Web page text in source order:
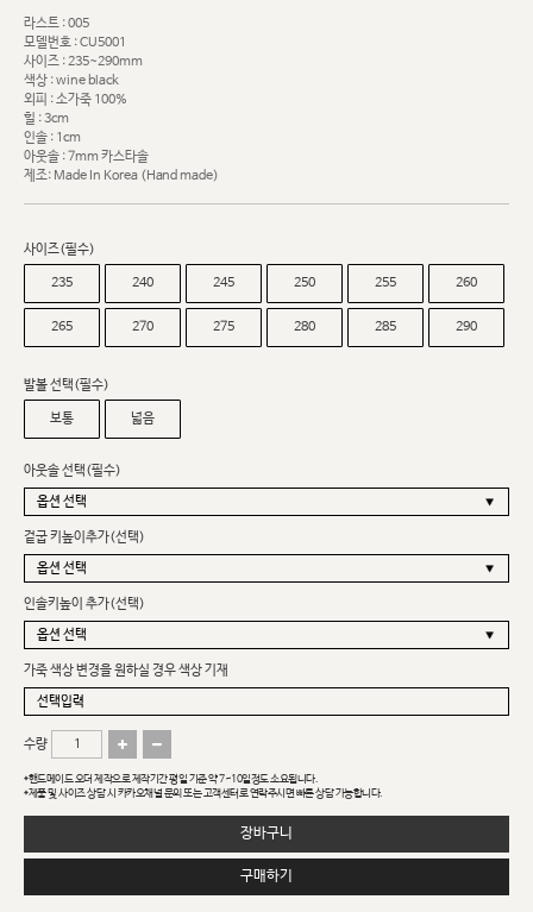
라스트 : 005
모델번호 : CU5001
사이즈 : 235~290mm
색상 : wine black
외피 : 소가죽 100%
힐 : 3cm
인솔 : 1cm
아웃솔 : 7mm 카스타솔
제조: Made In Korea (Hand made)
사이즈(필수)
235 240 245 250 255 260
265 270 275 280 285 290
발볼 선택(필수)
보통 넓음
아웃솔 선택(필수)
겉굽 키높이추가(선택)
인솔키높이 추가(선택)
가죽 색상 변경을 원하실 경우 색상 기재
수량
*핸드메이드 오더 제작으로 제작기간 평일 기준 약 7~10일정도 소요됩니다.
*제품 및 사이즈 상담 시 카카오채널 문의 또는 고객센터로 연락주시면 빠른 상담 가능합니다.
장바구니
구매하기